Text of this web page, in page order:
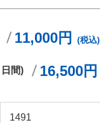
11,000円 (税込)
間) 16,500円
1491